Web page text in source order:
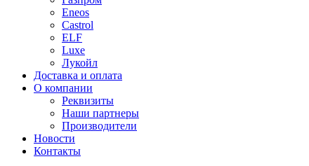
Еneos
Сastrol
ELF
Luxe
Лукойл
Доставка и оплата
О компании
Реквизиты
Наши партнеры
Производители
Новости
Контакты